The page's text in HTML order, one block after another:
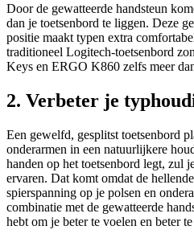
Door de gewatteerde handsteun
dan je toetsenbord te liggen. Deze
positie maakt typen extra
traditioneel Logitech-toetsenbord
Keys en ERGO K860 zelfs meer
2. Verbeter je
Een gewelfd, gesplitst toetsenbord
onderarmen in een natuurlijkere
handen op het toetsenbord legt, zul
ervaren. Dat komt omdat de
spierspanning op je polsen en
combinatie met de gewatteerde
hebt om je beter te voelen en beter